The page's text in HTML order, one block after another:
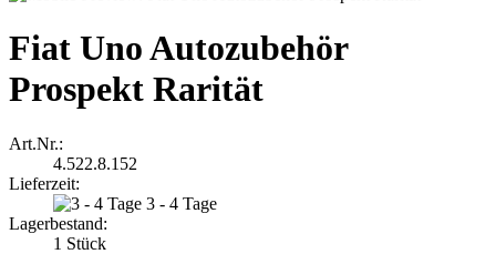
Fiat Uno Autozubehör
Prospekt Rarität
Art.Nr.:
4.522.8.152
Lieferzeit:
3 - 4 Tage
Lagerbestand:
1 Stück